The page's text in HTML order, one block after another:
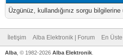
Üzgünüz, kullandığınız sorgu
İletişim Alba Elektronik | Forum En
Alba , © 1982-2026 Alba Elektronik